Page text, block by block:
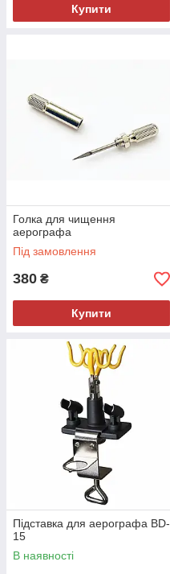
Купити
Голка для чищення
аерографа
Під замовлення
380 ₴
Купити
Підставка для аерографа BD-
15
В наявності